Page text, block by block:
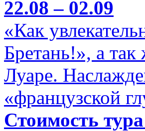
22.08 – 02.09
«Как
Бретань!», а
Луаре.
«французской
Стоимость